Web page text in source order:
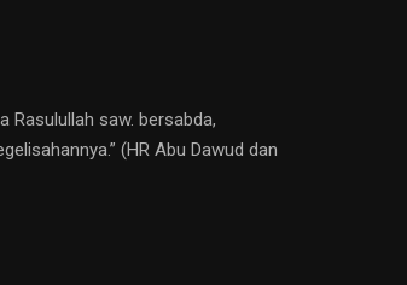
Rasulullah saw. bersabda,
(HR Abu Dawud dan